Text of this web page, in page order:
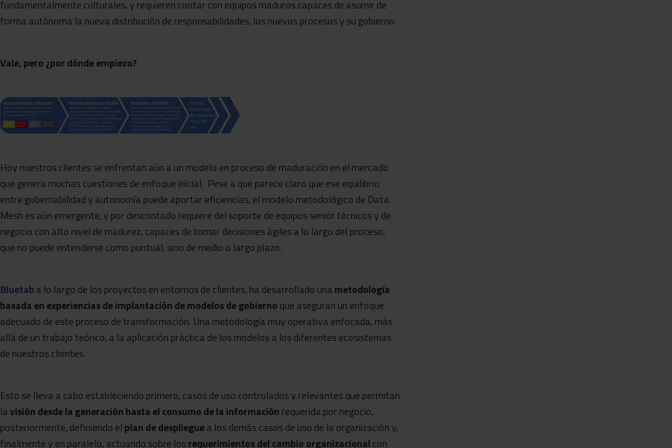
fundamentalmente culturales, y requieren contar con equipos maduros capaces de asumir de
forma autónoma la nueva distribución de responsabilidades, los nuevos procesos y su gobierno.
Vale, pero ¿por dónde empiezo?
Hoy nuestros clientes se enfrentan aún a un modelo en proceso de maduración en el mercado
que genera muchas cuestiones de enfoque inicial. Pese a que parece claro que ese equilibrio
entre gobernabilidad y autonomía puede aportar eficiencias, el modelo metodológico de Data
Mesh es aún emergente, y por descontado requiere del soporte de equipos senior técnicos y de
negocio con alto nivel de madurez, capaces de tomar decisiones ágiles a lo largo del proceso,
que no puede entenderse como puntual, sino de medio o largo plazo.
Bluetaba lo largo de los proyectos en entornos de clientes, ha desarrollado unametodología
basada en experiencias de implantación de modelos de gobiernoque aseguran un enfoque
adecuado de este proceso de transformación. Una metodología muy operativa enfocada, más
allá de un trabajo teórico, a la aplicación práctica de los modelos a los diferentes ecosistemas
de nuestros clientes.
Esto se lleva a cabo estableciendo primero, casos de uso controlados y relevantes que permitan
lavisión desde la generación hasta el consumo de la informaciónrequerida por negocio,
posteriormente, definiendo elplan de desplieguea los demás casos de uso de la organización y,
finalmente y en paralelo, actuando sobre losrequerimientos delcambio organizacionalcon